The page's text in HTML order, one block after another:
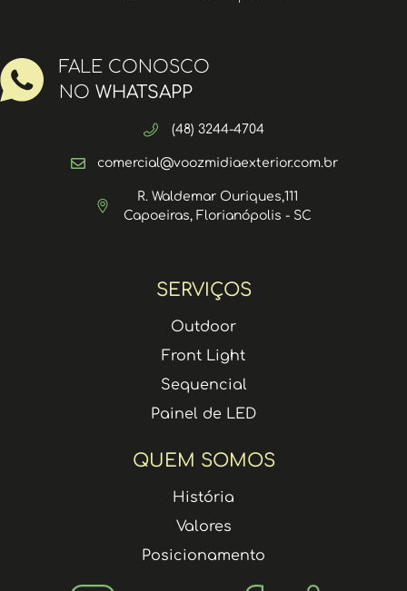
SERVIÇOS
Outdoor
Front Light
Sequencial
Painel de LED
QUEM SOMOS
História
Valores
Posicionamento
FALE CONOSCO
NO WHATSAPP
(48) 3244-4704
comercial@voozmidiaexterior.com.br
R. Waldemar Ouriques,111
Capoeiras, Florianópolis - SC